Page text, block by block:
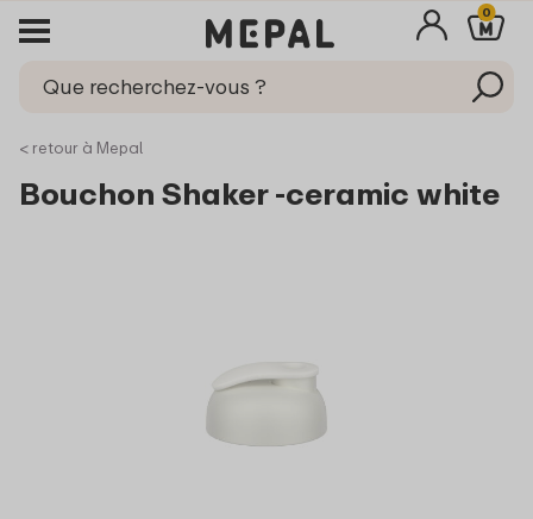
0
< retour à Mepal
Bouchon Shaker -ceramic white